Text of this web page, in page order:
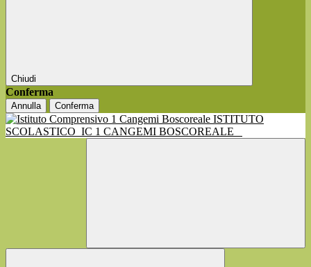
Chiudi
Conferma
Annulla Conferma
ISTITUTO
SCOLASTICO IC 1 CANGEMI BOSCOREALE